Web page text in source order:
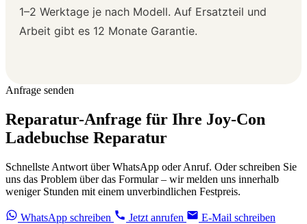
1–2 Werktage je nach Modell. Auf Ersatzteil und
Arbeit gibt es 12 Monate Garantie.
Anfrage senden
Reparatur-Anfrage für Ihre Joy-Con
Ladebuchse Reparatur
Schnellste Antwort über WhatsApp oder Anruf. Oder schreiben Sie
uns das Problem über das Formular – wir melden uns innerhalb
weniger Stunden mit einem unverbindlichen Festpreis.
WhatsApp schreiben Jetzt anrufen E-Mail schreiben